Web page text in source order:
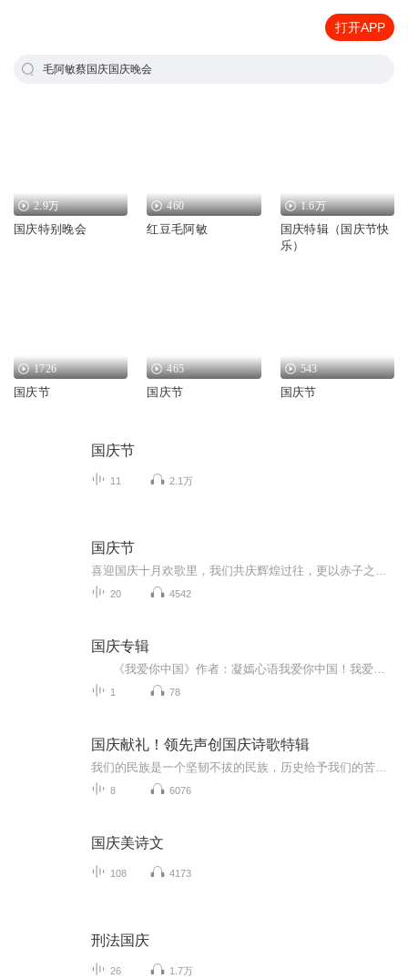
打开APP
毛阿敏蔡国庆国庆晚会
2.9万
国庆特别晚会
460
红豆毛阿敏
1.6万
国庆特辑（国庆节快
乐）
1726
国庆节
465
国庆节
543
国庆节
国庆节
11 2.1万
国庆节
20 4542
国庆专辑
1 78
国庆献礼！领先声创国庆诗歌特辑
8 6076
国庆美诗文
108 4173
刑法国庆
26 1.7万